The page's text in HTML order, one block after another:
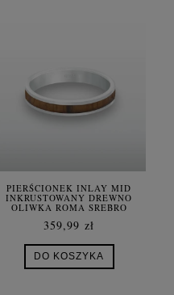
PIERŚCIONEK INLAY MID
INKRUSTOWANY DREWNO
OLIWKA ROMA SREBRO
359,99 zł
DO KOSZYKA